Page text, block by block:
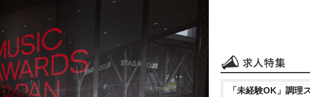
「未経験OK」調理